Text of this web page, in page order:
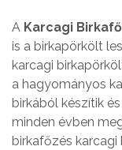
A Karcagi
is a birkapörkölt
karcagi
a hagyományos
birkából készítik
minden évben
birkafőzés